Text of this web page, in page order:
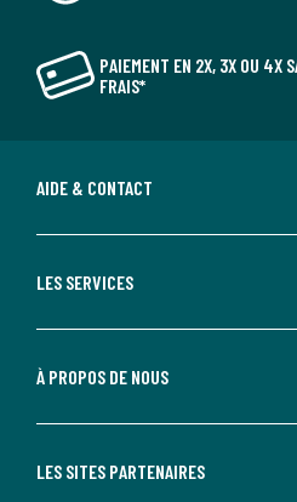
PAIEMENT EN 2X, 3X OU 4X
FRAIS*
AIDE & CONTACT
LES SERVICES
À PROPOS DE NOUS
LES SITES PARTENAIRES